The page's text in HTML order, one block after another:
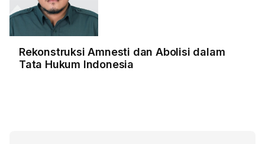
Rekonstruksi Amnesti dan Abolisi dalam
Tata Hukum Indonesia